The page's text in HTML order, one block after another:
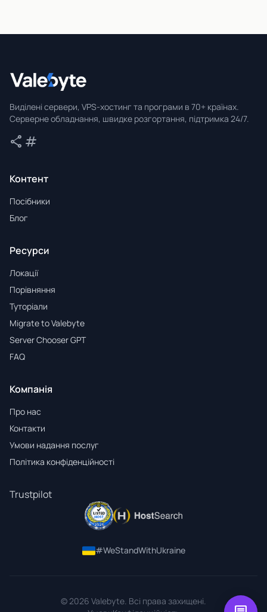
Виділені сервери, VPS-хостинг та програми в 70+ країнах.
Серверне обладнання, швидке розгортання, підтримка 24/7.
share Поділитися
tag
Контент
Посібники
Блог
Ресурси
Локації
Порівняння
Туторіали
Migrate to Valebyte
Server Chooser GPT
FAQ
Компанія
Про нас
Контакти
Умови надання послуг
Політика конфіденційності
Trustpilot
#WeStandWithUkraine
© 2026 Valebyte. Всі права захищені.